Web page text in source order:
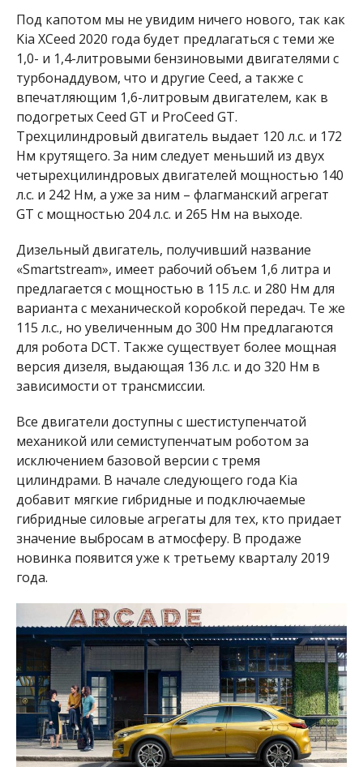
Под капотом мы не увидим ничего нового, так как
Kia XCeed 2020 года будет предлагаться с теми же
1,0- и 1,4-литровыми бензиновыми двигателями с
турбонаддувом, что и другие Ceed, а также с
впечатляющим 1,6-литровым двигателем, как в
подогретых Ceed GT и ProCeed GT.
Трехцилиндровый двигатель выдает 120 л.с. и 172
Нм крутящего. За ним следует меньший из двух
четырехцилиндровых двигателей мощностью 140
л.с. и 242 Нм, а уже за ним – флагманский агрегат
GT с мощностью 204 л.с. и 265 Нм на выходе.
Дизельный двигатель, получивший название
«Smartstream», имеет рабочий объем 1,6 литра и
предлагается с мощностью в 115 л.с. и 280 Нм для
варианта с механической коробкой передач. Те же
115 л.с., но увеличенным до 300 Нм предлагаются
для робота DCT. Также существует более мощная
версия дизеля, выдающая 136 л.с. и до 320 Нм в
зависимости от трансмиссии.
Все двигатели доступны с шестиступенчатой ​​
механикой или семиступенчатым роботом за
исключением базовой версии с тремя
цилиндрами. В начале следующего года Kia
добавит мягкие гибридные и подключаемые
гибридные силовые агрегаты для тех, кто придает
значение выбросам в атмосферу. В продаже
новинка появится уже к третьему кварталу 2019
года.